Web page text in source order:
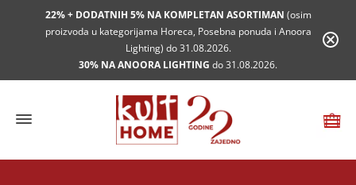
22% + DODATNIH 5% NA KOMPLETAN ASORTIMAN (osim
proizvoda u kategorijama Horeca, Posebna ponuda i Anoora
Lighting) do 31.08.2026.
30% NA ANOORA LIGHTING do 31.08.2026.